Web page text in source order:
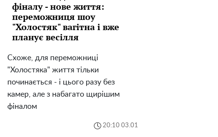
фіналу - нове життя:
переможниця шоу
"Холостяк" вагітна і вже
планує весілля
Схоже, для переможниці
"Холостяка" життя тільки
починається - і цього разу без
камер, але з набагато щирішим
фіналом
20:10 03.01